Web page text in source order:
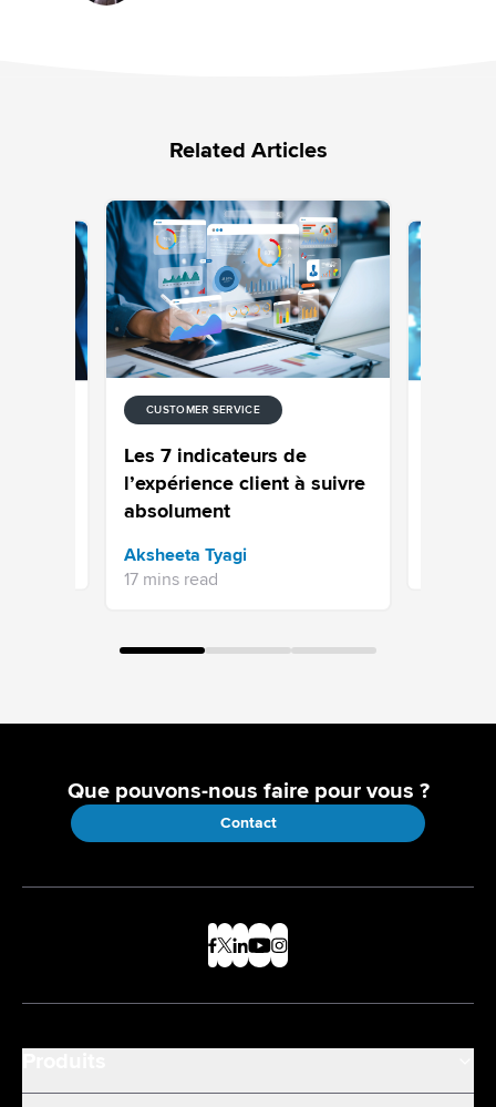
Related Articles
CUSTOMER SERVICE
Les 7 indicateurs de
l’expérience client à suivre
absolument
Aksheeta Tyagi
17 mins read
Que pouvons-nous faire pour vous ?
Contact